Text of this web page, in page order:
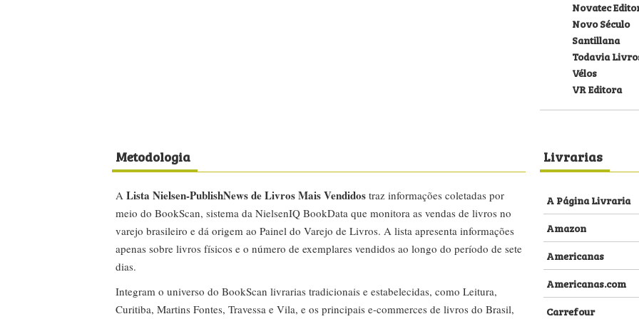
Novatec
Novo Século
Santillana
Todavia
Vélos
VR Editora
Metodologia
A Lista Nielsen-PublishNews de Livros Mais Vendidos traz informações coletadas por
meio do BookScan, sistema da NielsenIQ BookData que monitora as vendas de livros no
varejo brasileiro e dá origem ao Painel do Varejo de Livros. A lista apresenta informações
apenas sobre livros físicos e o número de exemplares vendidos ao longo do período de sete
dias.
Integram o universo do BookScan livrarias tradicionais e estabelecidas, como Leitura,
Curitiba, Martins Fontes, Travessa e Vila, e os principais e-commerces de livros do Brasil,
Livrarias
A Página Livraria
Amazon
Americanas
Americanas.com
Carrefour